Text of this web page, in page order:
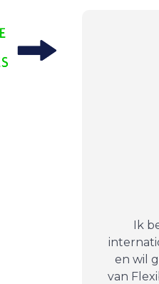
Ik
en wil
van